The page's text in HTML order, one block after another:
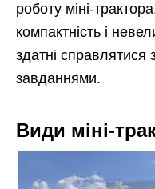
роботу міні-
компактність і
здатні справлятися
завданнями.
Види міні-